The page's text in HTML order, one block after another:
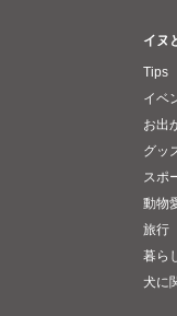
イヌ
Tips
イベ
お出
グッ
スポ
動物
旅行
暮ら
犬に